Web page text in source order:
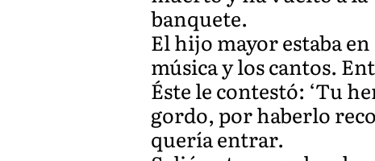
banquete.
El hijo mayor estaba en
música y los cantos.
Éste le contestó: ‘Tu
gordo, por haberlo
quería entrar.